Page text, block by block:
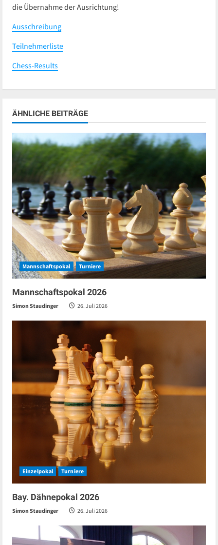
die Übernahme der Ausrichtung!
Ausschreibung
Teilnehmerliste
Chess-Results
ÄHNLICHE BEITRÄGE
Mannschaftspokal Turniere
Mannschaftspokal 2026
Simon Staudinger 26. Juli 2026
Einzelpokal Turniere
Bay. Dähnepokal 2026
Simon Staudinger 26. Juli 2026